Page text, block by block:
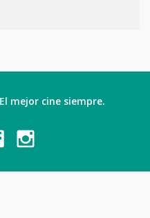
mejor cine siempre.